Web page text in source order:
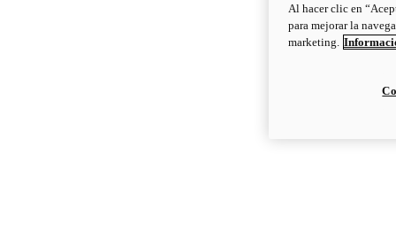
Al hacer clic en
para mejorar la
marketing.